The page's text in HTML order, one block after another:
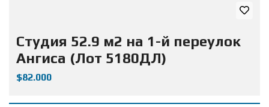
Студия 52.9 м2 на 1-й переулок
Ангиса (Лот 5180ДЛ)
$82.000